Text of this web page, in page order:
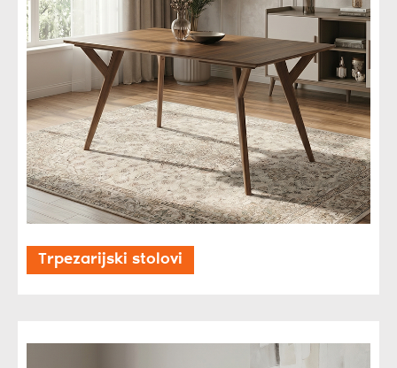
Trpezarijski stolovi